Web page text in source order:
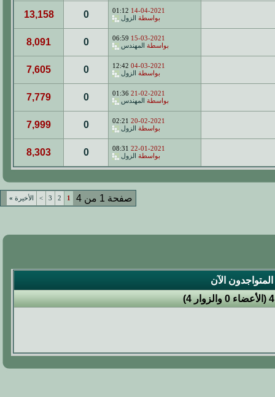
14-04-2021
01:12
بواسطة
الزول 0
13,158
15-03-2021
06:59
بواسطة
المهندس 0
8,091
04-03-2021
12:42
بواسطة
الزول 0
7,605
21-02-2021
01:36
بواسطة
المهندس 0
7,779
20-02-2021
02:21
بواسطة
الزول 0
7,999
22-01-2021
08:31
بواسطة
الزول 0
8,303
صفحة 1 من 4 1
2
3
> الأخيرة »
المتواجدون الآن
4 (الأعضاء 0 والزوار 4)